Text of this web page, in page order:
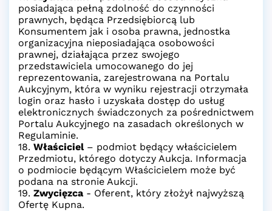
posiadająca pełną zdolność do czynności
prawnych, będąca Przedsiębiorcą lub
Konsumentem jak i osoba prawna, jednostka
organizacyjna nieposiadająca osobowości
prawnej, działająca przez swojego
przedstawiciela umocowanego do jej
reprezentowania, zarejestrowana na Portalu
Aukcyjnym, która w wyniku rejestracji otrzymała
login oraz hasło i uzyskała dostęp do usług
elektronicznych świadczonych za pośrednictwem
Portalu Aukcyjnego na zasadach określonych w
Regulaminie.
18. Właściciel– podmiot będący właścicielem
Przedmiotu, którego dotyczy Aukcja. Informacja
o podmiocie będącym Właścicielem może być
podana na stronie Aukcji.
19. Zwycięzca - Oferent, który złożył najwyższą
Ofertę Kupna.